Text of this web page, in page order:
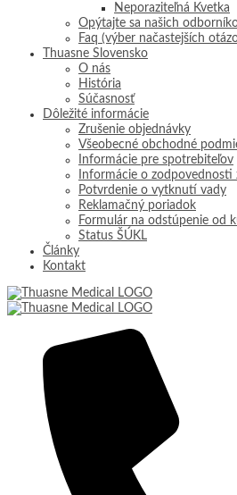
Neporaziteľná Kvetka
Opýtajte sa našich
Faq (výber načastejších
Thuasne Slovensko
O nás
História
Súčasnosť
Dôležité informácie
Zrušenie objednávky
Všeobecné obchodné
Informácie pre spotrebiteľov
Informácie o zodpovednosti
Potvrdenie o vytknutí vady
Reklamačný poriadok
Formulár na odstúpenie od
Status ŠÚKL
Články
Kontakt